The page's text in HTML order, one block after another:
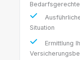
Situation
Ermittlung